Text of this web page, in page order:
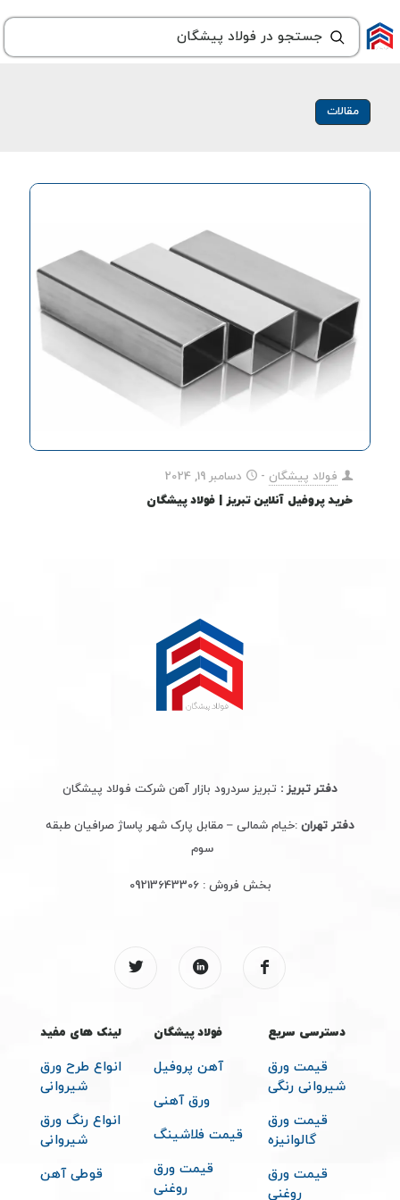
مقالات
فولاد پیشگان -
دسامبر 19, 2024
خرید پروفیل آنلاین تبریز | فولاد پیشگان
دفتر تبریز : تبریز سردرود بازار آهن شرکت فولاد پیشگان
دفتر تهران :خیام شمالی – مقابل پارک شهر پاساژ صرافیان طبقه
سوم
بخش فروش :09213643306
دسترسی سریع
قیمت ورق
شیروانی رنگی
قیمت ورق
گالوانیزه
قیمت ورق
روغنی
فولاد پیشگان
آهن پروفیل
ورق آهنی
قیمت فلاشینگ
قیمت ورق
روغنی
لینک های مفید
انواع طرح ورق
شیروانی
انواع رنگ ورق
شیروانی
قوطی آهن